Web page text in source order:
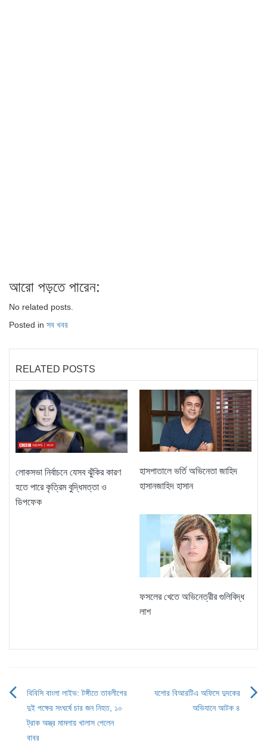
আরো পড়তে পারেন:
No related posts.
Posted in সব খবর
RELATED POSTS
লোকসভা নির্বাচনে যেসব ঝুঁকির কারণ
হতে পারে কৃত্রিম বুদ্ধিমত্তা ও
ডিপফেক
হাসপাতালে ভর্তি অভিনেতা জাহিদ
হাসানজাহিদ হাসান
ফসলের খেতে অভিনেত্রীর গুলিবিদ্ধ
লাশ
Post
navigation
বিবিসি বাংলা লাইভ: টঙ্গীতে তাবলীগের
দুই পক্ষের সংঘর্ষে চার জন নিহত, ১০
ট্রাক অস্ত্র মামলায় খালাস পেলেন
বাবর
যশোর বিআরটিএ অফিসে দুদকের
অভিযানে আটক ৪